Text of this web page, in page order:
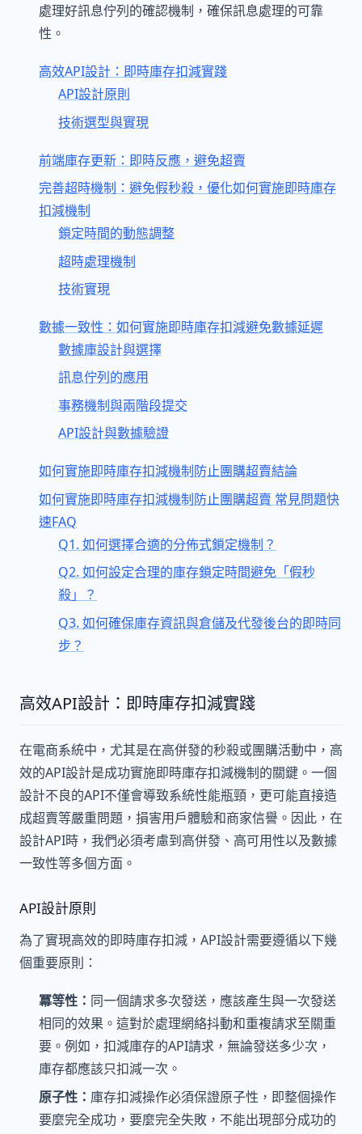
處理好訊息佇列的確認機制，確保訊息處理的可靠
性。
高效API設計：即時庫存扣減實踐
API設計原則
技術選型與實現
前端庫存更新：即時反應，避免超賣
完善超時機制：避免假秒殺，優化如何實施即時庫存
扣減機制
鎖定時間的動態調整
超時處理機制
技術實現
數據一致性：如何實施即時庫存扣減避免數據延遲
數據庫設計與選擇
訊息佇列的應用
事務機制與兩階段提交
API設計與數據驗證
如何實施即時庫存扣減機制防止團購超賣結論
如何實施即時庫存扣減機制防止團購超賣 常見問題快
速FAQ
Q1. 如何選擇合適的分佈式鎖定機制？
Q2. 如何設定合理的庫存鎖定時間避免「假秒
殺」？
Q3. 如何確保庫存資訊與倉儲及代發後台的即時同
步？
高效API設計：即時庫存扣減實踐
在電商系統中，尤其是在高併發的秒殺或團購活動中，高
效的API設計是成功實施即時庫存扣減機制的關鍵。一個
設計不良的API不僅會導致系統性能瓶頸，更可能直接造
成超賣等嚴重問題，損害用戶體驗和商家信譽。因此，在
設計API時，我們必須考慮到高併發、高可用性以及數據
一致性等多個方面。
API設計原則
為了實現高效的即時庫存扣減，API設計需要遵循以下幾
個重要原則：
冪等性： 同一個請求多次發送，應該產生與一次發送
相同的效果。這對於處理網絡抖動和重複請求至關重
要。例如，扣減庫存的API請求，無論發送多少次，
庫存都應該只扣減一次。
原子性： 庫存扣減操作必須保證原子性，即整個操作
要麼完全成功，要麼完全失敗，不能出現部分成功的